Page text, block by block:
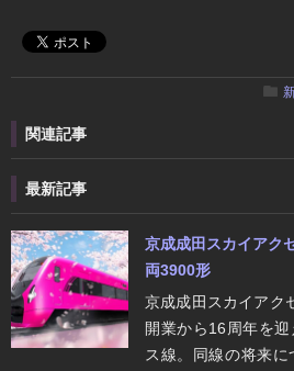
関連記事
最新記事
京成成田スカイアク
両3900形
京成成田スカイアク
開業から16周年を
ス線。同線の将来